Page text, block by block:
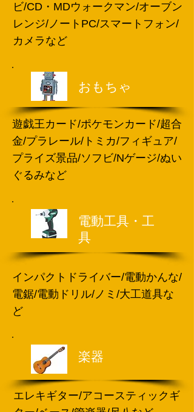
ビ/CD・MDウォークマン/オーブン
レンジ/ノートPC/スマートフォン/
カメラなど
おもちゃ
遊戯王カード/ポケモンカード/超合
金/プラレール/トミカ/フィギュア/
プライズ景品/ソフビ/Nゲージ/ぬい
ぐるみなど
電動工具・工
具
インパクトドライバー/電動かんな/
電鋸/電動ドリル/ノミ/大工道具な
ど
楽器
エレキギター/アコースティックギ